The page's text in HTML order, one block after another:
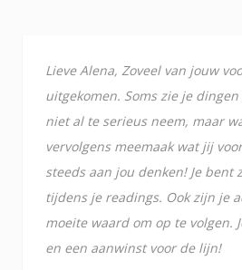
Lieve Alena, Zoveel van jouw
uitgekomen. Soms zie je
niet al te serieus neem, maar
vervolgens meemaak wat jij
steeds aan jou denken! Je bent
tijdens je readings. Ook zijn je
moeite waard om op te volgen.
en een aanwinst voor de lijn!